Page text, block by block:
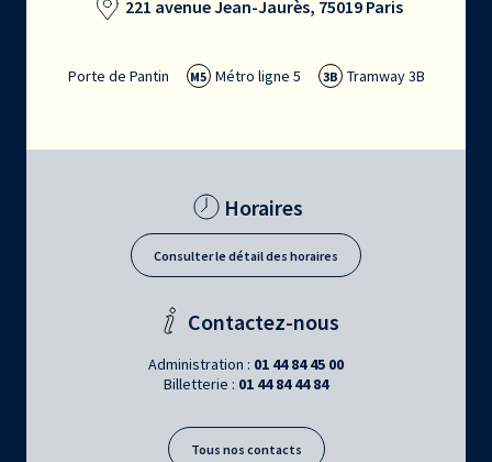
221 avenue Jean-Jaurès, 75019 Paris
Porte de Pantin M5 Métro ligne 5 3B Tramway 3B
Horaires
Consulter le détail des horaires
Contactez-nous
Administration : 01 44 84 45 00
Billetterie : 01 44 84 44 84
Tous nos contacts